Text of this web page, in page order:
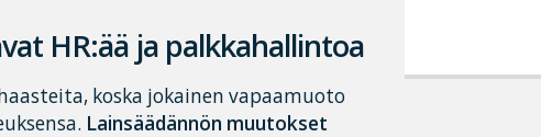
HR:ää ja palkkahallintoa
koska jokainen vapaamuoto
Lainsäädännön muutokset